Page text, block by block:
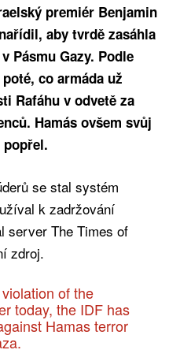
premiér Benjamin
aby tvrdě zasáhla
Pásmu Gazy. Podle
co armáda už
Rafáhu v odvetě za
Hamás ovšem svůj
se stal systém
k zadržování
server The Times of
zdroj.
of the
today, the IDF has
Hamas terror